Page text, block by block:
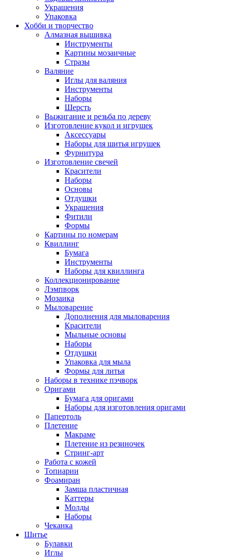
Украшения
Упаковка
Хобби и творчество
Алмазная вышивка
Инструменты
Картины мозаичные
Стразы
Валяние
Иглы для валяния
Инструменты
Наборы
Шерсть
Выжигание и резьба по дереву
Изготовление кукол и игрушек
Аксессуары
Наборы для шитья игрушек
Фурнитура
Изготовление свечей
Красители
Наборы
Основы
Отдушки
Украшения
Фитили
Формы
Картины по номерам
Квиллинг
Бумага
Инструменты
Наборы для квиллинга
Коллекционирование
Лэмпворк
Мозаика
Мыловарение
Дополнения для мыловарения
Красители
Мыльные основы
Наборы
Отдушки
Упаковка для мыла
Формы для литья
Наборы в технике пэчворк
Оригами
Бумага для оригами
Наборы для изготовления оригами
Папертоль
Плетение
Макраме
Плетение из резиночек
Стринг-арт
Работа с кожей
Топиарии
Фоамиран
Замша пластичная
Каттеры
Молды
Наборы
Чеканка
Шитье
Булавки
Иглы